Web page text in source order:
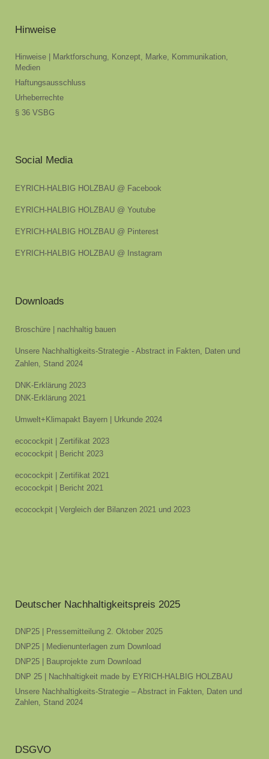
Hinweise
Hinweise | Marktforschung, Konzept, Marke, Kommunikation,
Medien
Haftungsausschluss
Urheberrechte
§ 36 VSBG
Social Media
EYRICH-HALBIG HOLZBAU @ Facebook
EYRICH-HALBIG HOLZBAU @ Youtube
EYRICH-HALBIG HOLZBAU @ Pinterest
EYRICH-HALBIG HOLZBAU @ Instagram
Downloads
Broschüre | nachhaltig bauen
Unsere Nachhaltigkeits-Strategie - Abstract in Fakten, Daten und
Zahlen, Stand 2024
DNK-Erklärung 2023
DNK-Erklärung 2021
Umwelt+Klimapakt Bayern | Urkunde 2024
ecocockpit | Zertifikat 2023
ecocockpit | Bericht 2023
ecocockpit | Zertifikat 2021
ecocockpit | Bericht 2021
ecocockpit | Vergleich der Bilanzen 2021 und 2023
Deutscher Nachhaltigkeitspreis 2025
DNP25 | Pressemitteilung 2. Oktober 2025
DNP25 | Medienunterlagen zum Download
DNP25 | Bauprojekte zum Download
DNP 25 | Nachhaltigkeit made by EYRICH-HALBIG HOLZBAU
Unsere Nachhaltigkeits-Strategie – Abstract in Fakten, Daten und
Zahlen, Stand 2024
DSGVO